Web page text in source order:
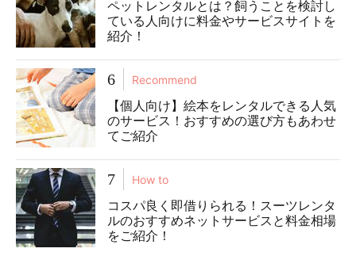
ペットレンタルとは？飼うことを検討し
ている人向けに料金やサービスサイトを
紹介！
6 Recommend
【個人向け】絵本をレンタルできる人気
のサービス！おすすめの選び方もあわせ
てご紹介
7 How to
コスパ良く即借りられる！スーツレンタ
ルのおすすめネットサービスと料金相場
をご紹介！